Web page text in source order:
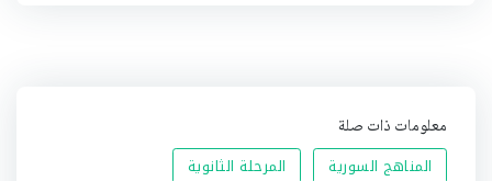
معلومات ذات صلة
المناهج السورية
المرحلة الثانوية